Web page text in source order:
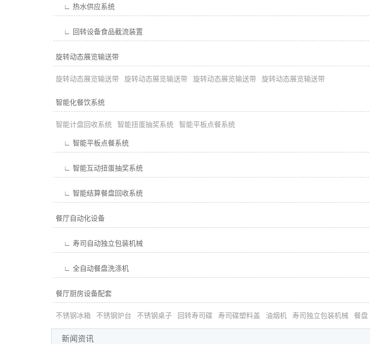
∟ 热水供应系统
∟ 回转设备食品截流装置
旋转动态展览输送带
旋转动态展览输送带 旋转动态展览输送带 旋转动态展览输送带 旋转动态展览输送带
智能化餐饮系统
智能计盘回收系统 智能扭蛋抽奖系统 智能平板点餐系统
∟ 智能平板点餐系统
∟ 智能互动扭蛋抽奖系统
∟ 智能结算餐盘回收系统
餐厅自动化设备
∟ 寿司自动独立包装机械
∟ 全自动餐盘洗涤机
餐厅厨房设备配套
不锈钢冰箱 不锈钢炉台 不锈钢桌子 回转寿司碟 寿司碟塑料盖 油烟机 寿司独立包装机械 餐盘
新闻资讯